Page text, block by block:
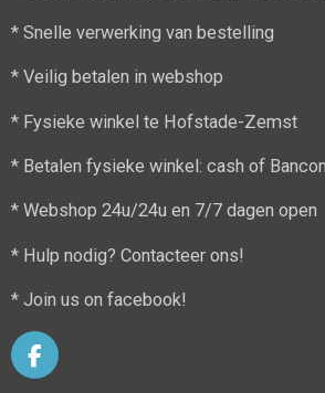
* Snelle verwerking van bestelling
* Veilig betalen in webshop
* Fysieke winkel te Hofstade-Zemst
* Betalen fysieke winkel: cash of
* Webshop 24u/24u en 7/7 dagen open
* Hulp nodig? Contacteer ons!
* Join us on facebook!
F
a